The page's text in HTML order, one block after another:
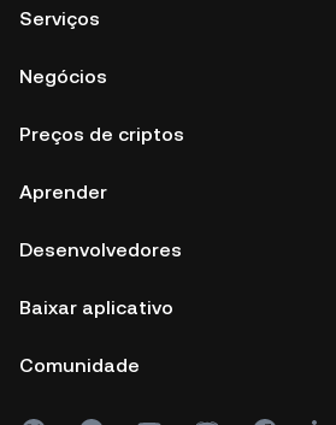
Serviços
Negócios
Preços de criptos
Aprender
Desenvolvedores
Baixar aplicativo
Comunidade